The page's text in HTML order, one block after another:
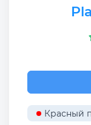
Красный